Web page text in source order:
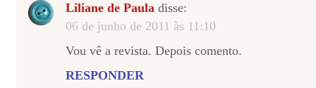
Liliane de Paula disse:
06 de junho de 2011 às 11:10
Vou vê a revista. Depois comento.
RESPONDER